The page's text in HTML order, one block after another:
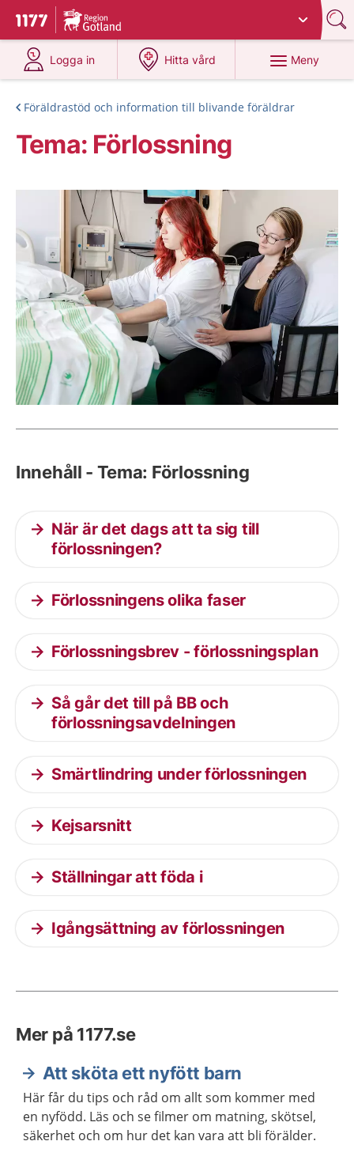
Till startsidan för 1177
Du har valt region
Logga in
på 1177.se
Hitta vård
på 1177.se
Meny
Föräldrastöd och information till blivande föräldrar
Tema: Förlossning
Innehåll - Tema: Förlossning
När är det dags att ta sig till
förlossningen?
Förlossningens olika faser
Förlossningsbrev - förlossningsplan
Så går det till på BB och
förlossningsavdelningen
Smärtlindring under förlossningen
Kejsarsnitt
Ställningar att föda i
Igångsättning av förlossningen
Mer på 1177.se
Att sköta ett nyfött barn
Här får du tips och råd om allt som kommer med
en nyfödd. Läs och se filmer om matning, skötsel,
säkerhet och om hur det kan vara att bli förälder.